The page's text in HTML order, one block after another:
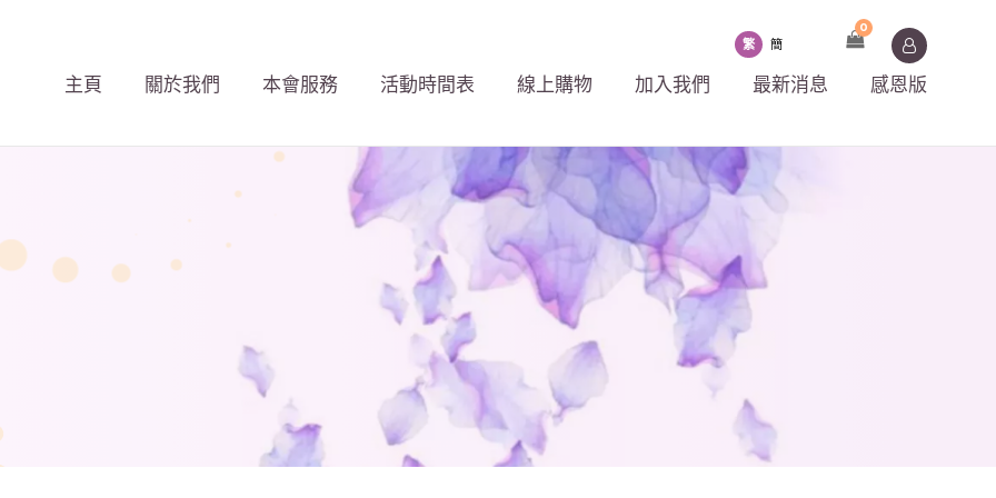
主頁 關於我們 本會服務 活動時間表 線上購物 加入我們 最新消息 感恩版
繁 簡
0